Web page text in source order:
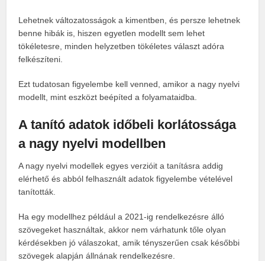
Lehetnek változatosságok a kimentben, és persze lehetnek
benne hibák is, hiszen egyetlen modellt sem lehet
tökéletesre, minden helyzetben tökéletes választ adóra
felkészíteni.
Ezt tudatosan figyelembe kell venned, amikor a nagy nyelvi
modellt, mint eszközt beépíted a folyamataidba.
A tanító adatok időbeli korlátossága
a nagy nyelvi modellben
A nagy nyelvi modellek egyes verzióit a tanításra addig
elérhető és abból felhasznált adatok figyelembe vételével
tanították.
Ha egy modellhez például a 2021-ig rendelkezésre álló
szövegeket használtak, akkor nem várhatunk tőle olyan
kérdésekben jó válaszokat, amik tényszerűen csak későbbi
szövegek alapján állnának rendelkezésre.